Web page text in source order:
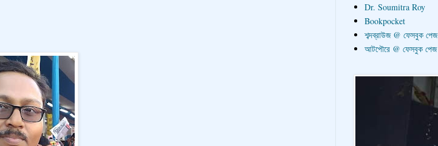
Dr. Soumitra Roy
Bookpocket
শব্দব্রাউজ @ ফেসবুক পেজ
আটপৌরে @ ফেসবুক পেজ